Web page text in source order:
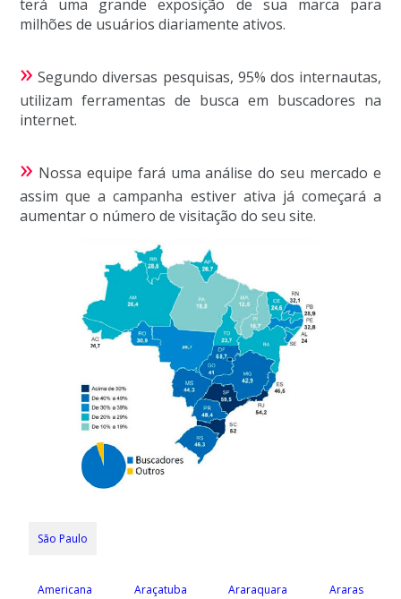
terá uma grande exposição de sua marca para
milhões de usuários diariamente ativos.
» Segundo diversas pesquisas, 95% dos internautas,
utilizam ferramentas de busca em buscadores na
internet.
» Nossa equipe fará uma análise do seu mercado e
assim que a campanha estiver ativa já começará a
aumentar o número de visitação do seu site.
São Paulo
Americana Araçatuba Araraquara Araras